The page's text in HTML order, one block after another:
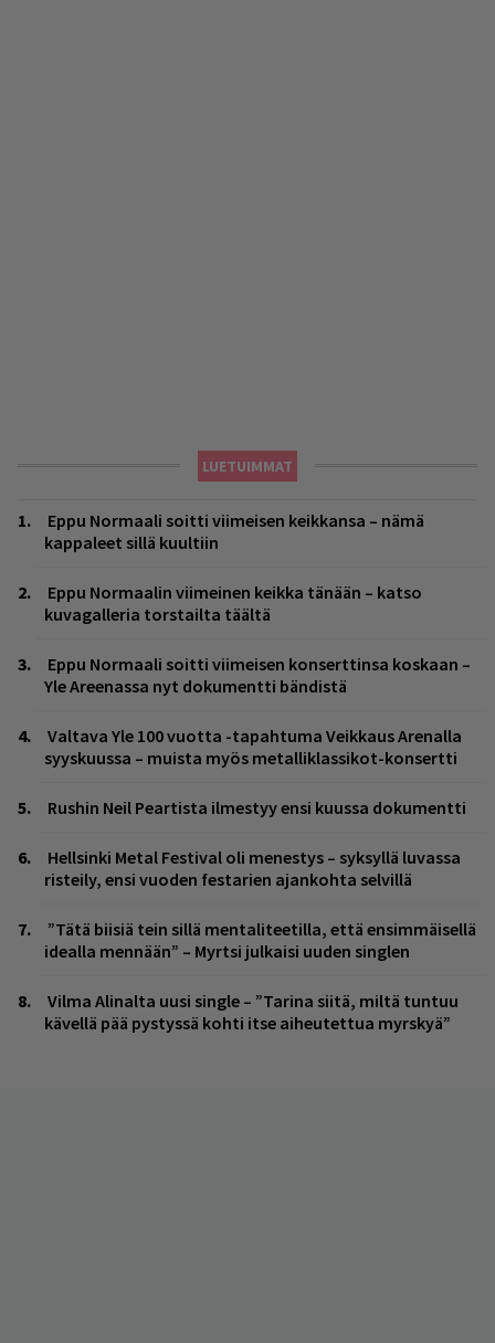
LUETUIMMAT
Eppu Normaali soitti viimeisen keikkansa – nämä
kappaleet sillä kuultiin
Eppu Normaalin viimeinen keikka tänään – katso
kuvagalleria torstailta täältä
Eppu Normaali soitti viimeisen konserttinsa koskaan –
Yle Areenassa nyt dokumentti bändistä
Valtava Yle 100 vuotta -tapahtuma Veikkaus Arenalla
syyskuussa – muista myös metalliklassikot-konsertti
Rushin Neil Peartista ilmestyy ensi kuussa dokumentti
Hellsinki Metal Festival oli menestys – syksyllä luvassa
risteily, ensi vuoden festarien ajankohta selvillä
”Tätä biisiä tein sillä mentaliteetilla, että ensimmäisellä
idealla mennään” – Myrtsi julkaisi uuden singlen
Vilma Alinalta uusi single – ”Tarina siitä, miltä tuntuu
kävellä pää pystyssä kohti itse aiheutettua myrskyä”